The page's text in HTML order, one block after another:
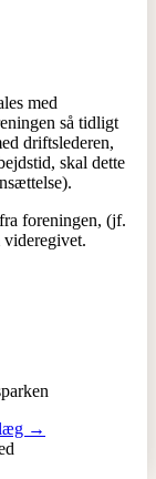
med
så tidligt
driftslederen,
skal dette
foreningen, (jf.
videregivet.
→